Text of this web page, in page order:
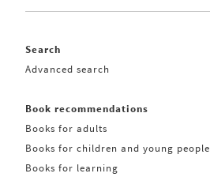
Search
Advanced search
Book recommendations
Books for adults
Books for children and young people
Books for learning